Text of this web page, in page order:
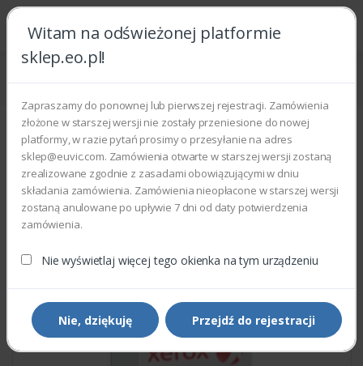
Witam na odświeżonej platformie
sklep.eo.pl!
Zapraszamy do ponownej lub pierwszej rejestracji. Zamówienia
złożone w starszej wersji nie zostały przeniesione do nowej
platformy, w razie pytań prosimy o przesyłanie na adres
sklep@euvic.com. Zamówienia otwarte w starszej wersji zostaną
zrealizowane zgodnie z zasadami obowiązującymi w dniu
składania zamówienia. Zamówienia nieopłacone w starszej wersji
zostaną anulowane po upływie 7 dni od daty potwierdzenia
zamówienia.
Nie wyświetlaj więcej tego okienka na tym urządzeniu
Nie, dziękuję Przejdź do rejestracji
Strona główna Części zamienne